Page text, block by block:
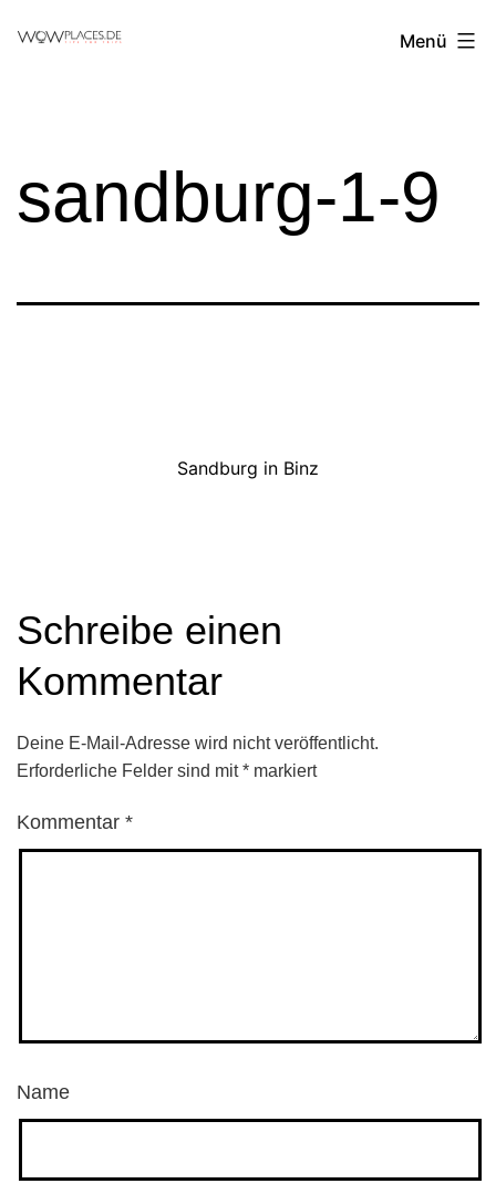
Reiseblog
Menü
sandburg-1-9
Sandburg in Binz
Schreibe einen
Kommentar
Deine E-Mail-Adresse wird nicht veröffentlicht.
Erforderliche Felder sind mit* markiert
Kommentar *
Name